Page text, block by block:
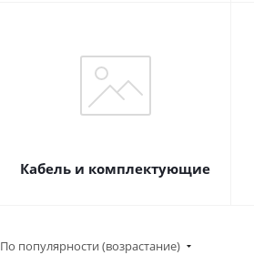
Кабель и комплектующие
По популярности (возрастание)